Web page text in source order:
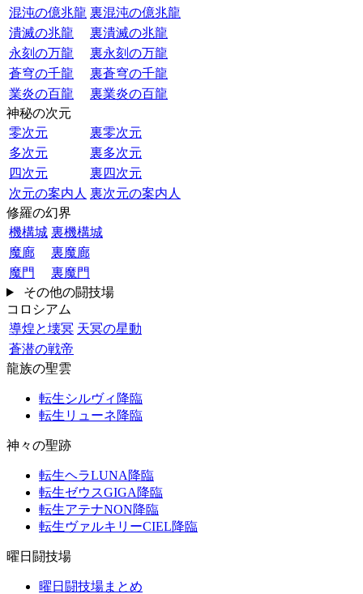
混沌の億兆龍 裏混沌の億兆龍
潰滅の兆龍
裏潰滅の兆龍
永刻の万龍
裏永刻の万龍
蒼穹の千龍
裏蒼穹の千龍
業炎の百龍
裏業炎の百龍
神秘の次元
零次元
裏零次元
多次元
裏多次元
四次元
裏四次元
次元の案内人 裏次元の案内人
修羅の幻界
機構城 裏機構城
魔廊
裏魔廊
魔門
裏魔門
その他の闘技場
コロシアム
導煌と壊冥 天冥の星動
蒼潜の戦帝
龍族の聖雲
転生シルヴィ降臨
転生リューネ降臨
神々の聖跡
転生ヘラLUNA降臨
転生ゼウスGIGA降臨
転生アテナNON降臨
転生ヴァルキリーCIEL降臨
曜日闘技場
曜日闘技場まとめ